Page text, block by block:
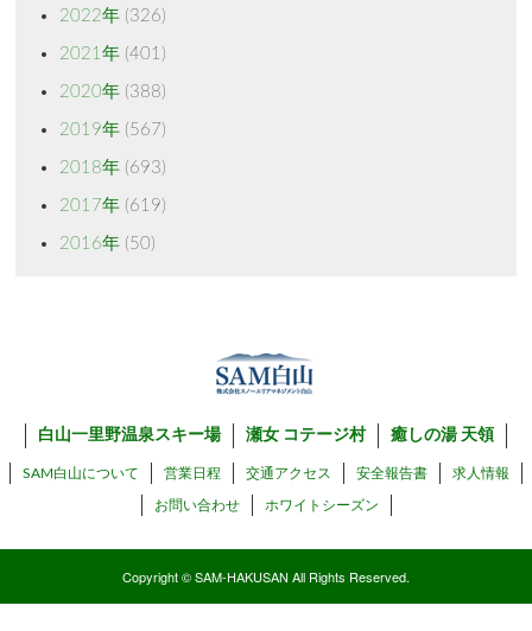
2022年(326)
2021年(401)
2020年(388)
2019年(567)
2018年(693)
2017年(619)
2016年(50)
白山一里野温泉スキー場 瀬女 コテージ村 癒しの湯 天領
SAM白山について 営業日程 交通アクセス 安全報告書 求人情報
お問い合わせ ホワイトシーズン
Copyright © SAM-HAKUSAN All Rights Reserved.